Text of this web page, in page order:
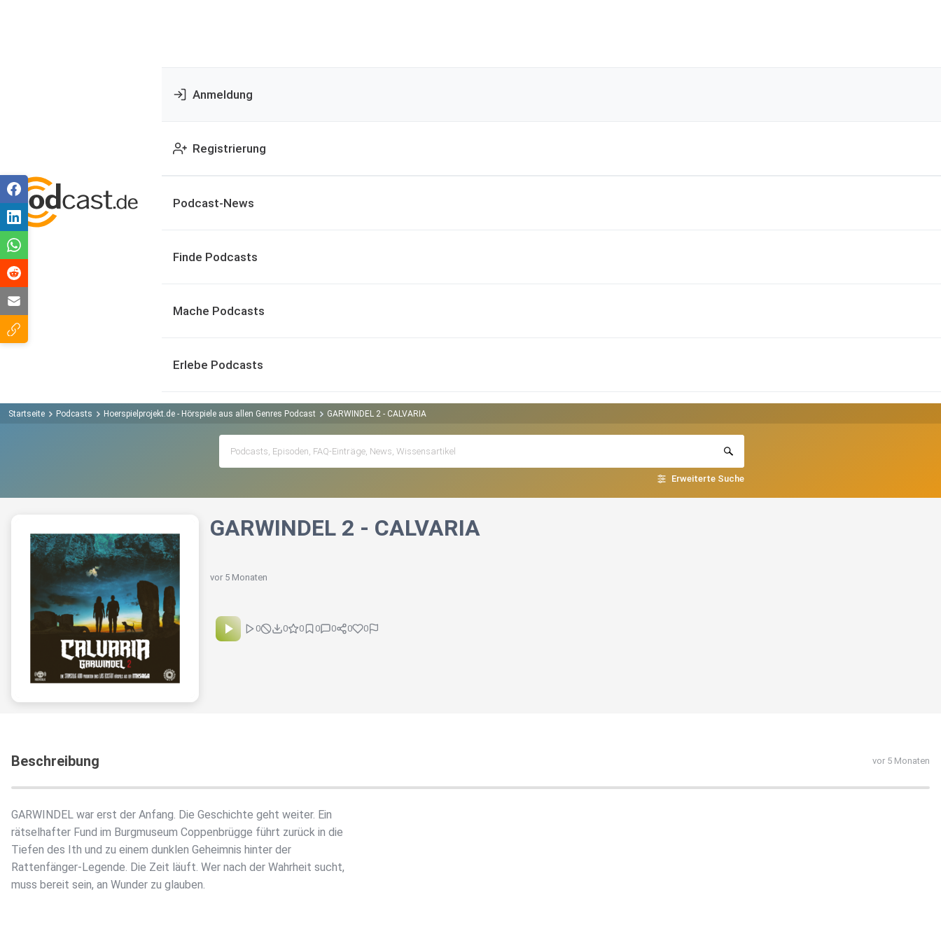
Anmeldung
Registrierung
Podcast-News
Finde Podcasts
Mache Podcasts
Erlebe Podcasts
Startseite Podcasts Hoerspielprojekt.de - Hörspiele aus allen Genres Podcast GARWINDEL 2 - CALVARIA
Erweiterte Suche
GARWINDEL 2 - CALVARIA
vor 5 Monaten
0 0 0 0 0 0 0
Beschreibung vor 5 Monaten
GARWINDEL war erst der Anfang. Die Geschichte geht weiter. Ein
rätselhafter Fund im Burgmuseum Coppenbrügge führt zurück in die
Tiefen des Ith und zu einem dunklen Geheimnis hinter der
Rattenfänger-Legende. Die Zeit läuft. Wer nach der Wahrheit sucht,
muss bereit sein, an Wunder zu glauben.